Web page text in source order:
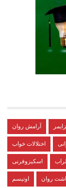
آرامش روان
اختلالات خواب
اسکیزوفرنی
اوتیسم روان